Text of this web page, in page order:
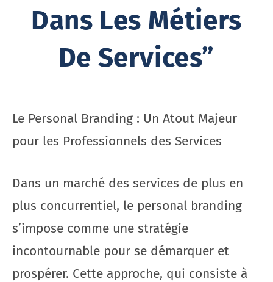
Dans Les Métiers
De Services”
Le Personal Branding : Un Atout Majeur
pour les Professionnels des Services
Dans un marché des services de plus en
plus concurrentiel, le personal branding
s’impose comme une stratégie
incontournable pour se démarquer et
prospérer. Cette approche, qui consiste à